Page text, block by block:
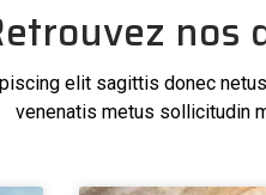
nos
elit sagittis donec
venenatis metus sollicitudin